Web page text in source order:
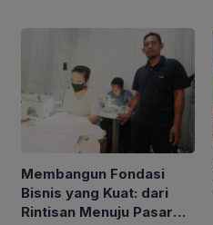
Membangun Fondasi
Bisnis yang Kuat: dari
Rintisan Menuju Pasar